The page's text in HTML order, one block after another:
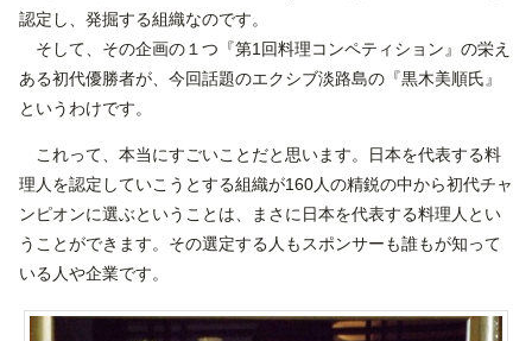
認定し、発掘する組織なのです。
そして、その企画の１つ『第1回料理コンペティション』の栄え
ある初代優勝者が、今回話題のエクシブ淡路島の『黒木美順氏』
というわけです。
これって、本当にすごいことだと思います。日本を代表する料
理人を認定していこうとする組織が160人の精鋭の中から初代チャ
ンピオンに選ぶということは、まさに日本を代表する料理人とい
うことができます。その選定する人もスポンサーも誰もが知って
いる人や企業です。